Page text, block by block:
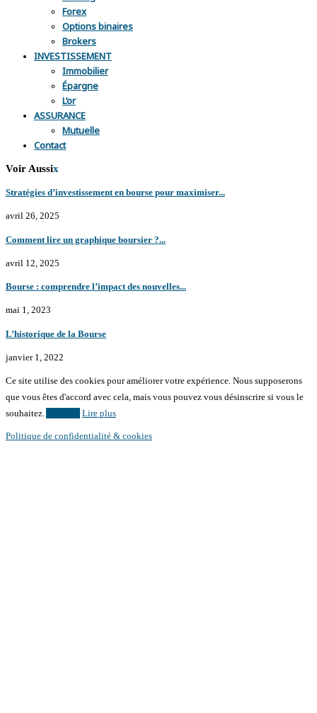
Forex
Options binaires
Brokers
INVESTISSEMENT
Immobilier
Épargne
L’or
ASSURANCE
Mutuelle
Contact
Voir Aussix
Stratégies d’investissement en bourse pour maximiser...
avril 26, 2025
Comment lire un graphique boursier ?...
avril 12, 2025
Bourse : comprendre l’impact des nouvelles...
mai 1, 2023
L’historique de la Bourse
janvier 1, 2022
Ce site utilise des cookies pour améliorer votre expérience. Nous supposerons
que vous êtes d'accord avec cela, mais vous pouvez vous désinscrire si vous le
souhaitez.
Lire plus
Politique de confidentialité & cookies